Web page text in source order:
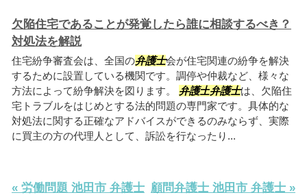
欠陥住宅であることが発覚したら誰に相談するべき？
対処法を解説
住宅紛争審査会は、全国の弁護士会が住宅関連の紛争を解決
するために設置している機関です。調停や仲裁など、様々な
方法によって紛争解決を図ります。 弁護士弁護士は、欠陥住
宅トラブルをはじめとする法的問題の専門家です。具体的な
対処法に関する正確なアドバイスができるのみならず、実際
に買主の方の代理人として、訴訟を行なったり...
« 労働問題 池田市 弁護士 顧問弁護士 池田市 弁護士 »